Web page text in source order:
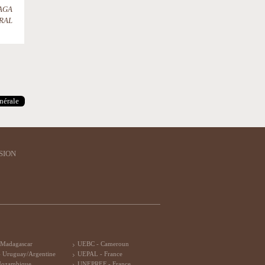
Uruguay/Argentine
UEBC - Cameroun
UEPAL - France